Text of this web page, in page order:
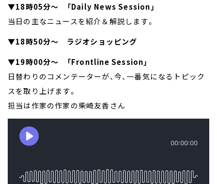
▼18時05分～ 「Daily News Session」
当日の主なニュースを紹介＆解説します。
▼18時50分～ ラジオショッピング
▼19時00分～ 「Frontline Session」
日替わりのコメンテーターが、今、一番気になるトピック
スを取り上げます。
担当は作家の作家の柴崎友香さん